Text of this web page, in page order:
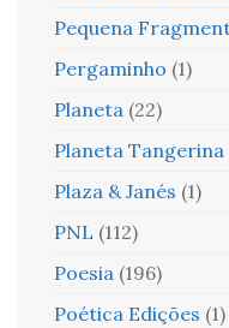
Pequena
Pergaminho (1)
Planeta (22)
Planeta Tangerina
Plaza & Janés (1)
PNL (112)
Poesia (196)
Poética Edições (1)